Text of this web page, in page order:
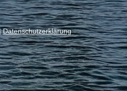
Datenschutzerklärung